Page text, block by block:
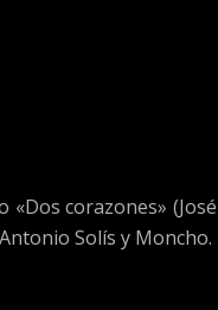
corazones»
Solís y Moncho.